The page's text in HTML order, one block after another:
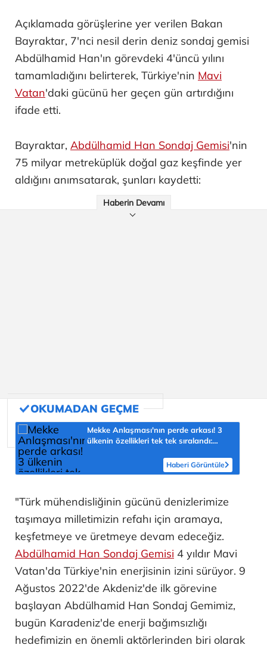
Açıklamada görüşlerine yer verilen Bakan
Bayraktar, 7'nci nesil derin deniz sondaj gemisi
Abdülhamid Han'ın görevdeki 4'üncü yılını
tamamladığını belirterek, Türkiye'nin Mavi
Vatan'daki gücünü her geçen gün artırdığını
ifade etti.
Bayraktar, Abdülhamid Han Sondaj Gemisi'nin
75 milyar metreküplük doğal gaz keşfinde yer
aldığını anımsatarak, şunları kaydetti:
Haberin Devamı
Mekke Anlaşması'nın perde arkası! 3
ülkenin özellikleri tek tek sıralandı:
Haberi Görüntüle
"Türk mühendisliğinin gücünü denizlerimize
taşımaya milletimizin refahı için aramaya,
keşfetmeye ve üretmeye devam edeceğiz.
Abdülhamid Han Sondaj Gemisi 4 yıldır Mavi
Vatan'da Türkiye'nin enerjisinin izini sürüyor. 9
Ağustos 2022'de Akdeniz'de ilk görevine
başlayan Abdülhamid Han Sondaj Gemimiz,
bugün Karadeniz'de enerji bağımsızlığı
hedefimizin en önemli aktörlerinden biri olarak